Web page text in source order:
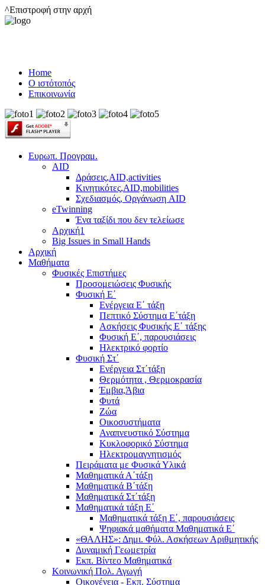
^Επιστροφή στην αρχή
Home
Ο ιστότοπός
Επικοινωνία
Ευρωπ. Προγραμ.
AID
Δράσεις,AID,activities
Κινητικότες,AID,mobilities
Σχεδιασμός, Οργάνωση AID
eTwinning
Ένα ταξίδι που δεν τελείωσε
Αρχική1
Big Issues in Small Hands
Αρχική
Μαθήματα
Φυσικές Επιστήμες
Προσομειώσεις Φυσικής
Φυσική Ε΄
Ενέργεια Ε΄ τάξη
Πεπτικό Σύστημα Ε΄τάξη
Ασκήσεις Φυσικής Ε΄ τάξης
Φυσική Ε΄, παρουσιάσεις
Ηλεκτρικό φορτίο
Φυσική Στ΄
Ενέργεια Στ΄τάξη
Θερμότητα , Θερμοκρασία
Έμβια,Άβια
Φυτά
Ζώα
Οικοσυστήματα
Αναπνευστικό Σύστημα
Κυκλοφορικό Σύστημα
Ηλεκτρομαγνητισμός
Πειράματα με Φυσικά Υλικά
Μαθηματικά Α΄τάξη
Μαθηματικά Β΄τάξη
Μαθηματικά Στ΄τάξη
Μαθηματικά τάξη Ε΄
Μαθηματικά τάξη Ε΄, παρουσιάσεις
Ψηφιακά μαθήματα Μαθηματικά Ε΄
«ΘΑΛΗΣ»: Δημι. Φύλ. Ασκήσεων Αριθμητικής
Δυναμική Γεωμετρία
Εκπ. Βίντεο Μαθηματικά
Κοινωνική Πολ. Αγωγή
Οικογένεια - Εκπ. Σύστημα